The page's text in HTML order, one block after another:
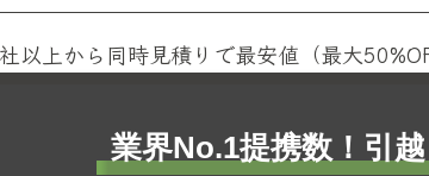
以上から同時見積りで最安値（最大
業界No.1提携数！引